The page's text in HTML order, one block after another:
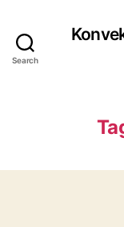
Search